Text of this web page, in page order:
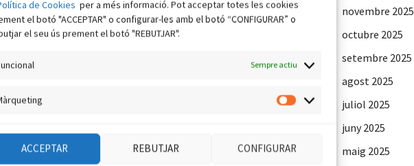
de Cookies per a més informació. Pot acceptar totes les cookies
el botó "ACCEPTAR" o configurar-les amb el botó “CONFIGURAR” o
el seu ús prement el botó "REBUTJAR".
Sempre actiu
Màrqueting
ACCEPTAR REBUTJAR CONFIGURAR
novembre 2025
octubre 2025
setembre 2025
agost 2025
juliol 2025
juny 2025
maig 2025